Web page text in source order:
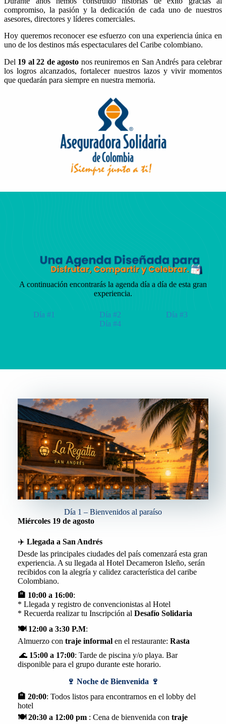
compromiso, la pasión y la dedicación de cada uno de nuestros
asesores, directores y líderes comerciales.
Hoy queremos reconocer ese esfuerzo con una experiencia única en
uno de los destinos más espectaculares del Caribe colombiano.
Del 19 al 22 de agosto nos reuniremos en San Andrés para celebrar
los logros alcanzados, fortalecer nuestros lazos y vivir momentos
que quedarán para siempre en nuestra memoria.
A continuación encontrarás la agenda día a día de esta gran
experiencia.
Día #1 Día #2
Día #3
Día #4
Día 1 – Bienvenidos al paraíso
Miércoles 19 de agosto
✈️ Llegada a San Andrés
Desde las principales ciudades del país comenzará esta gran
experiencia. A su llegada al Hotel Decameron Isleño, serán
recibidos con la alegría y calidez característica del caribe
Colombiano.
🏨 10:00 a 16:00:
* Llegada y registro de convencionistas al Hotel
* Recuerda realizar tu Inscripción al Desafío Solidaria
🍽️ 12:00 a 3:30 P.M:
Almuerzo con traje informalen el restaurante: Rasta
🌊 15:00 a 17:00: Tarde de piscina y/o playa. Bar
disponible para el grupo durante este horario.
🍷 Noche de Bienvenida 🍷
🏨 20:00: Todos listos para encontrarnos en el lobby del
hotel
🍽️ 20:30 a 12:00 pm : Cena de bienvenida con traje